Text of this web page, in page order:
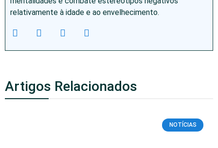
relativamente à idade e ao envelhecimento.
Artigos Relacionados
NOTÍCIAS